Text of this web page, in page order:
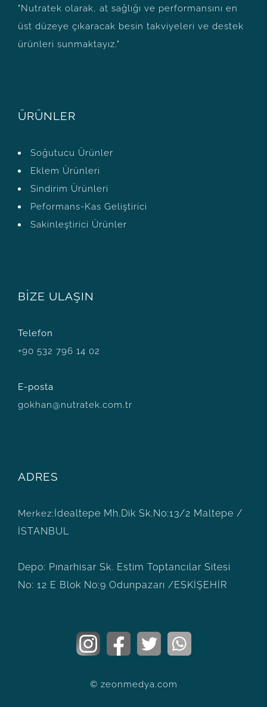
"Nutratek olarak, at sağlığı ve performansını en
üst düzeye çıkaracak besin takviyeleri ve destek
ürünleri sunmaktayız."
ÜRÜNLER
Soğutucu Ürünler
Eklem Ürünleri
Sindirim Ürünleri
Peformans-Kas Geliştirici
Sakinleştirici Ürünler
BİZE ULAŞIN
Telefon
+90 532 796 14 02
E-posta
gokhan@nutratek.com.tr
ADRES
Merkez:İdealtepe Mh.Dik Sk.No:13/2 Maltepe /
İSTANBUL
Depo: Pınarhisar Sk. Estim Toptancılar Sitesi
No: 12 E Blok No:9 Odunpazarı /ESKİŞEHİR
© zeonmedya.com